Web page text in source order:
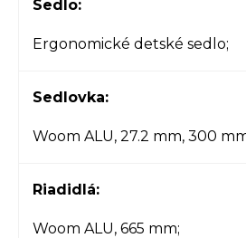
Sedlo:
Ergonomické detské sedlo;
Sedlovka:
Woom ALU, 27.2 mm, 300
Riadidlá:
Woom ALU, 665 mm;